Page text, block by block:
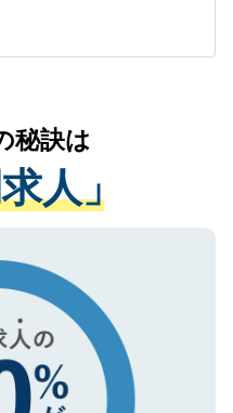
します。お預かりし
ータはご本人の許可
いについての厳密な
業者のみに付与され
クを取得済みです。
もご安心ください。
療機関の状況や紹介
適切なアドバイスを
すぐにご転職をされ
サポートが可能です
ださい。
秘訣は
人」